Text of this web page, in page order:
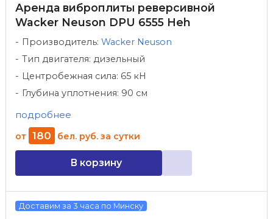
Аренда виброплиты реверсивной
Wacker Neuson DPU 6555 Heh
Производитель: Wacker Neuson
Тип двигателя: дизельный
Центробежная сила: 65 кН
Глубина уплотнения: 90 см
подробнее
от 180 бел. руб. за сутки
В корзину
Доставим за 3 часа по Минску